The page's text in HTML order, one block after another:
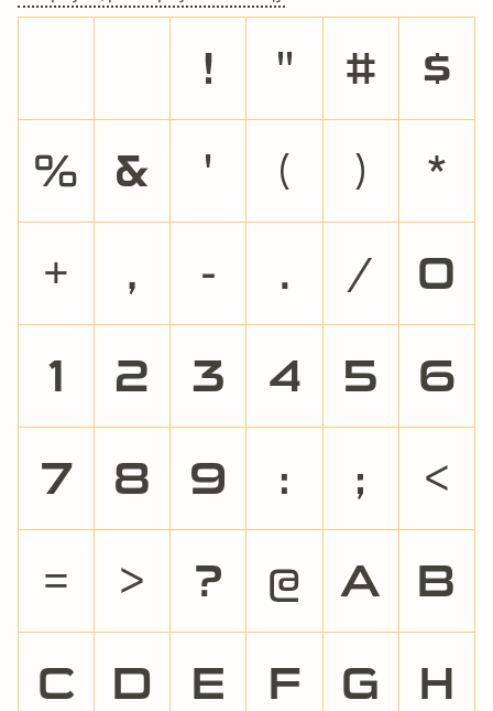
! " #
$
%
& ' ( )
*
+
, - . /
0
1
2 3 4 5
6
7
8 9 : ;
<
=
> ? @ A
B
C
D E F G
H